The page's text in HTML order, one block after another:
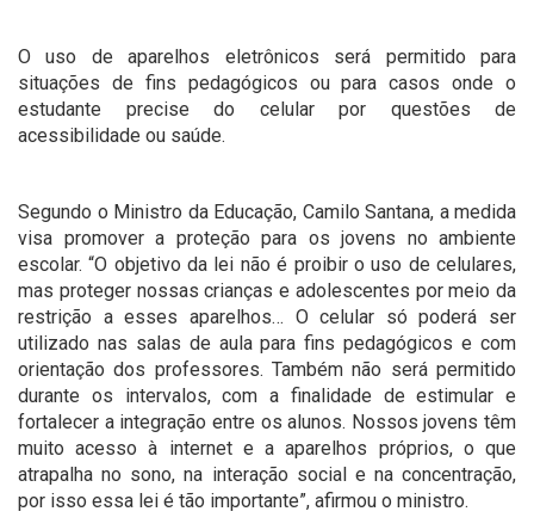
O uso de aparelhos eletrônicos será permitido para
situações de fins pedagógicos ou para casos onde o
estudante precise do celular por questões de
acessibilidade ou saúde.
Segundo o Ministro da Educação, Camilo Santana, a medida
visa promover a proteção para os jovens no ambiente
escolar. “O objetivo da lei não é proibir o uso de celulares,
mas proteger nossas crianças e adolescentes por meio da
restrição a esses aparelhos… O celular só poderá ser
utilizado nas salas de aula para fins pedagógicos e com
orientação dos professores. Também não será permitido
durante os intervalos, com a finalidade de estimular e
fortalecer a integração entre os alunos. Nossos jovens têm
muito acesso à internet e a aparelhos próprios, o que
atrapalha no sono, na interação social e na concentração,
por isso essa lei é tão importante”, afirmou o ministro.